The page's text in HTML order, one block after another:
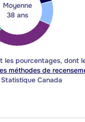
Moyenne
38 ans
les pourcentages, dont
méthodes de
Canada